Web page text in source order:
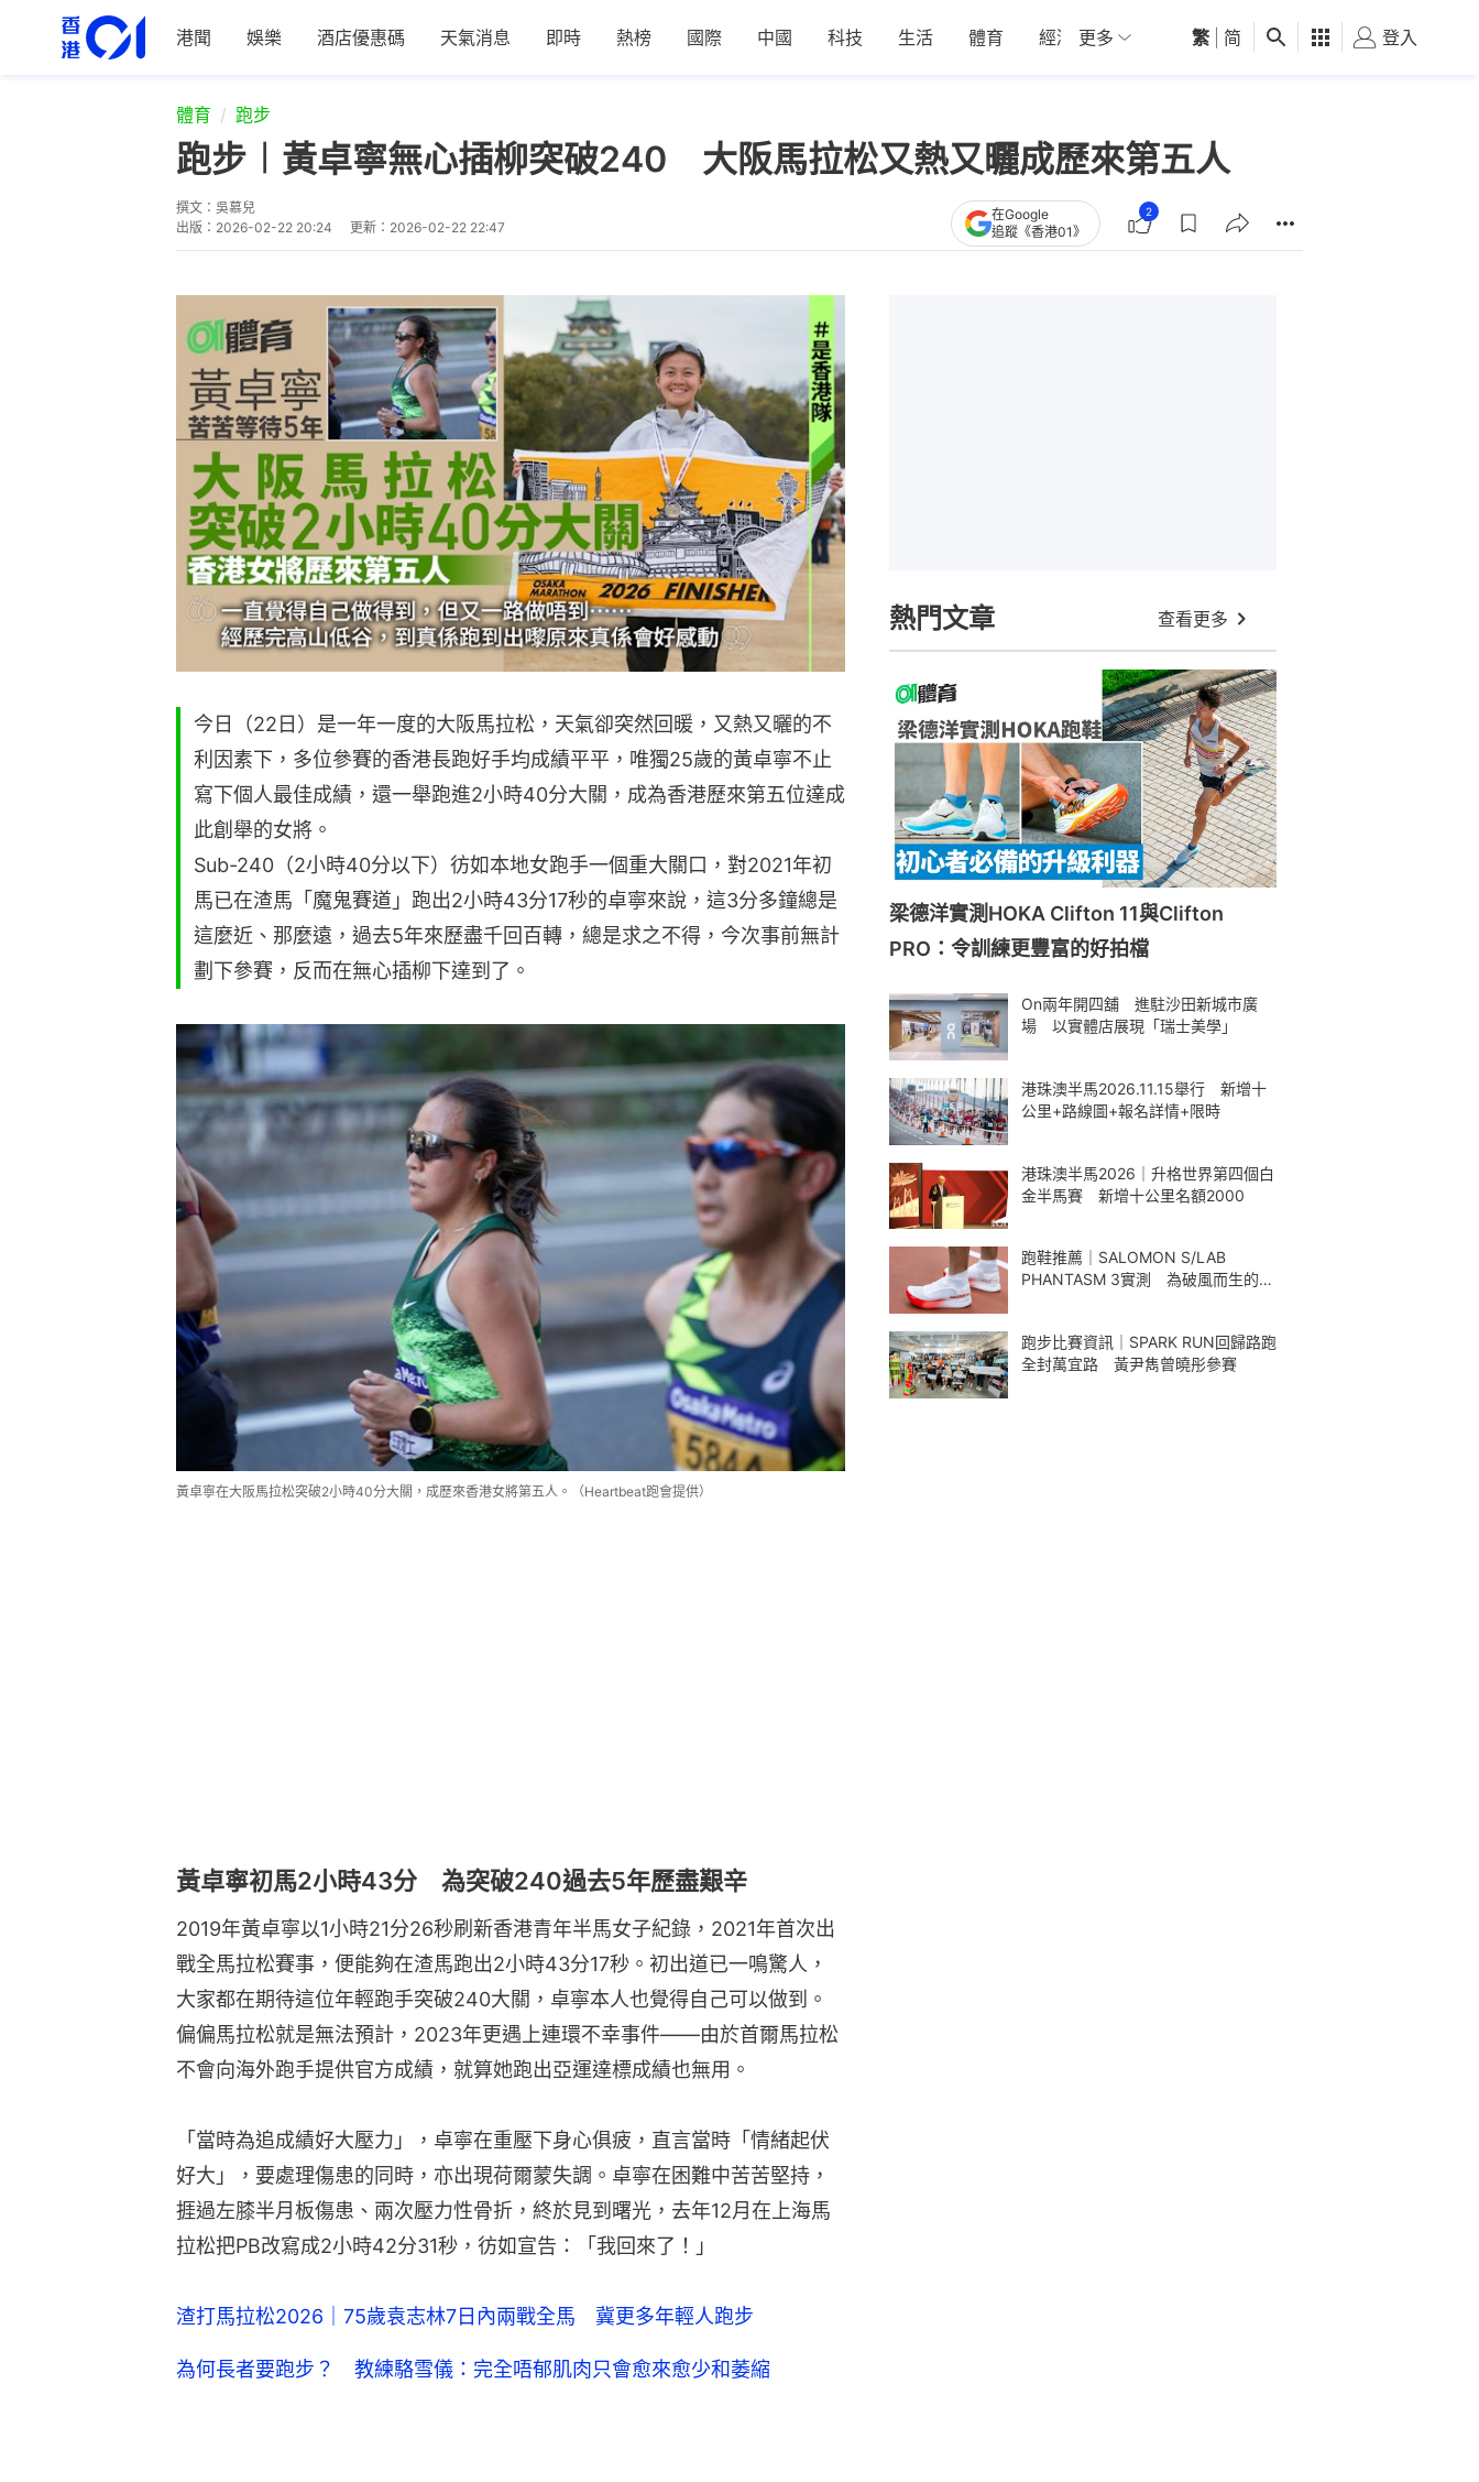
港聞 娛樂 酒店優惠碼 天氣消息 即時 熱榜 國際 中國 科技 生活 體育 經濟 01深圳 觀點 健康 好食玩飛
更多 繁 简 登入
體育 跑步
跑步︱黃卓寧無心插柳突破240 大阪馬拉松又熱又曬成歷來第五人
撰文： 吳慕兒
出版： 2026-02-22 20:24 更新： 2026-02-22 22:47
在Google
追蹤《香港01》
2
今日（22日）是一年一度的大阪馬拉松，天氣卻突然回暖，又熱又曬的不
利因素下，多位參賽的香港長跑好手均成績平平，唯獨25歲的黃卓寧不止
寫下個人最佳成績，還一舉跑進2小時40分大關，成為香港歷來第五位達成
此創舉的女將。
Sub-240（2小時40分以下）彷如本地女跑手一個重大關口，對2021年初
馬已在渣馬「魔鬼賽道」跑出2小時43分17秒的卓寧來說，這3分多鐘總是
這麼近、那麼遠，過去5年來歷盡千回百轉，總是求之不得，今次事前無計
劃下參賽，反而在無心插柳下達到了。
黃卓寧在大阪馬拉松突破2小時40分大關，成歷來香港女將第五人。（Heartbeat跑會提供）
黃卓寧初馬2小時43分 為突破240過去5年歷盡艱辛
2019年黃卓寧以1小時21分26秒刷新香港青年半馬女子紀錄，2021年首次出
戰全馬拉松賽事，便能夠在渣馬跑出2小時43分17秒。初出道已一鳴驚人，
大家都在期待這位年輕跑手突破240大關，卓寧本人也覺得自己可以做到。
偏偏馬拉松就是無法預計，2023年更遇上連環不幸事件——由於首爾馬拉松
不會向海外跑手提供官方成績，就算她跑出亞運達標成績也無用。
「當時為追成績好大壓力」，卓寧在重壓下身心俱疲，直言當時「情緒起伏
好大」，要處理傷患的同時，亦出現荷爾蒙失調。卓寧在困難中苦苦堅持，
捱過左膝半月板傷患、兩次壓力性骨折，終於見到曙光，去年12月在上海馬
拉松把PB改寫成2小時42分31秒，彷如宣告：「我回來了！」
渣打馬拉松2026｜75歲袁志林7日內兩戰全馬 冀更多年輕人跑步
為何長者要跑步？ 教練駱雪儀：完全唔郁肌肉只會愈來愈少和萎縮
熱門文章 查看更多
梁德洋實測HOKA Clifton 11與Clifton
PRO：令訓練更豐富的好拍檔
On兩年開四舖 進駐沙田新城市廣
場 以實體店展現「瑞士美學」
港珠澳半馬2026.11.15舉行 新增十
公里+路線圖+報名詳情+限時
港珠澳半馬2026｜升格世界第四個白
金半馬賽 新增十公里名額2000
跑鞋推薦｜SALOMON S/LAB
PHANTASM 3實測 為破風而生的碳
跑步比賽資訊｜SPARK RUN回歸路跑
全封萬宜路 黃尹雋曾曉彤參賽